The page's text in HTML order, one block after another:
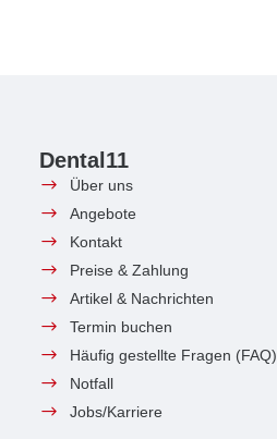
Dental11
Über uns
Angebote
Kontakt
Preise & Zahlung
Artikel & Nachrichten
Termin buchen
Häufig gestellte Fragen (FAQ)
Notfall
Jobs/Karriere